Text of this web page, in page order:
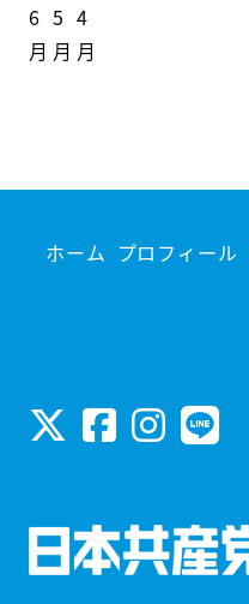
6
月
5
月
4
月
ホーム プロフィール